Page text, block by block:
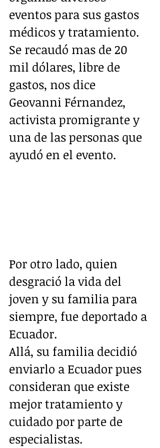
eventos para sus gastos
médicos y tratamiento.
Se recaudó mas de 20
mil dólares, libre de
gastos, nos dice
Geovanni Férnandez,
activista promigrante y
una de las personas que
ayudó en el evento.
Por otro lado, quien
desgració la vida del
joven y su familia para
siempre, fue deportado a
Ecuador.
Allá, su familia decidió
enviarlo a Ecuador pues
consideran que existe
mejor tratamiento y
cuidado por parte de
especialistas.